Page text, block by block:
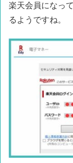
楽天会員になっ
るようですね。